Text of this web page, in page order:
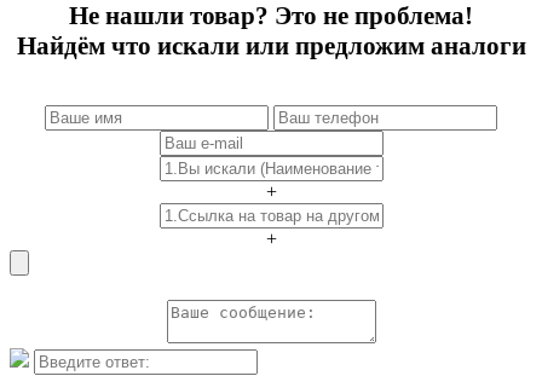
Не нашли товар? Это не проблема!
Найдём что искали или предложим аналоги
+
+